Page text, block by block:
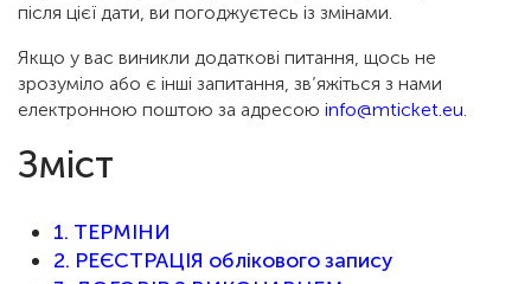
після цієї дати, ви погоджуєтесь із змінами.
Якщо у вас виникли додаткові питання, щось не
зрозуміло або є інші запитання, зв’яжіться з нами
електронною поштою за адресою info@mticket.eu.
Зміст
1. ТЕРМІНИ
2. РЕЄСТРАЦІЯ облікового запису